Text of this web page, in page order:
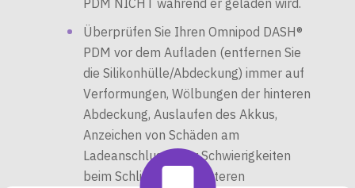
PDM NICHT während er geladen wird.
Überprüfen Sie Ihren Omnipod DASH®
PDM vor dem Aufladen (entfernen Sie
die Silikonhülle/Abdeckung) immer auf
Verformungen, Wölbungen der hinteren
Abdeckung, Auslaufen des Akkus,
Anzeichen von Schäden am
Ladeanschluss oder Schwierigkeiten
beim Schließen der hinteren